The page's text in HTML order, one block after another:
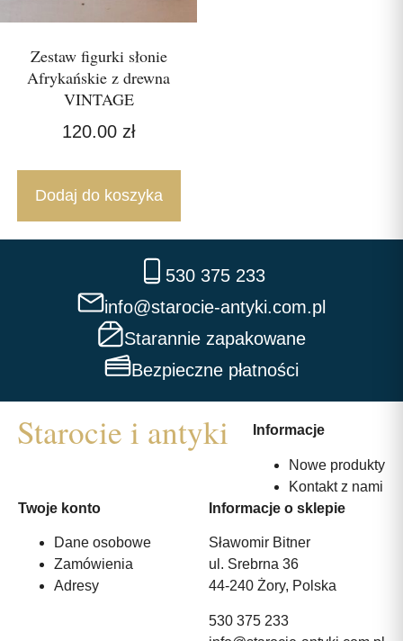
Zestaw figurki słonie
Afrykańskie z drewna
VINTAGE
120.00 zł
Dodaj do koszyka
530 375 233
info@starocie-antyki.com.pl
Starannie zapakowane
Bezpieczne płatności
Informacje
Nowe produkty
Kontakt z nami
Twoje konto
Dane osobowe
Zamówienia
Adresy
Informacje o sklepie
Sławomir Bitner
ul. Srebrna 36
44-240 Żory, Polska
530 375 233